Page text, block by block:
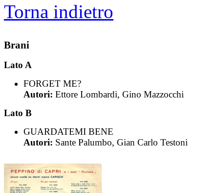
Torna indietro
Brani
Lato A
FORGET ME?
Autori: Ettore Lombardi, Gino Mazzocchi
Lato B
GUARDATEMI BENE
Autori: Sante Palumbo, Gian Carlo Testoni